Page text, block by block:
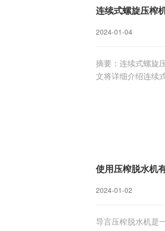
连续式螺旋压榨
2024-01-04
摘要：连续式螺旋
文将详细介绍连续
使用压榨脱水机
2024-01-02
导言压榨脱水机是